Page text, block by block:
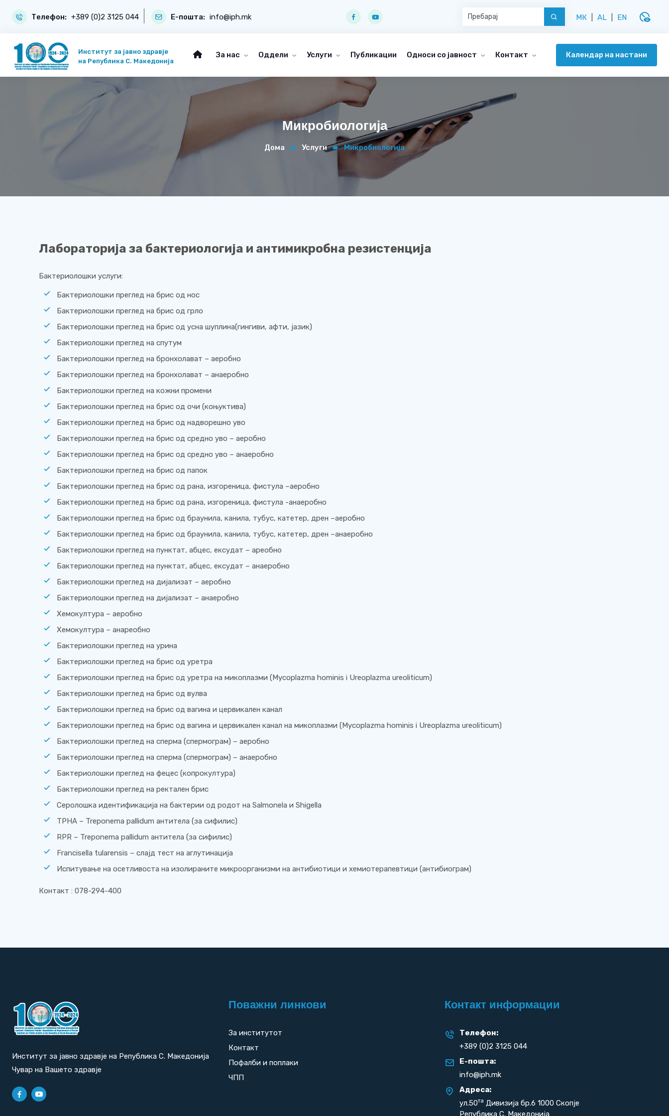
Телефон: +389 (0)2 3125 044 Е-пошта: info@iph.mk МК AL EN disabled_visible
Институт за јавно здравје
на Република С. Македонија
За нас Оддели Услуги Публикации Односи со јавност Контакт Календар на настани
Микробиологија
Дома Услуги Микробиологија
Лабораторија за бактериологија и антимикробна резистенција
Бактериолошки услуги:
Бактериолошки преглед на брис од нос
Бактериолошки преглед на брис од грло
Бактериолошки преглед на брис од усна шуплина(гингиви, афти, јазик)
Бактериолошки преглед на спутум
Бактериолошки преглед на бронхолават – аеробно
Бактериолошки преглед на бронхолават – анаеробно
Бактериолошки преглед на кожни промени
Бактериолошки преглед на брис од очи (коњуктива)
Бактериолошки преглед на брис од надворешно уво
Бактериолошки преглед на брис од средно уво – аеробно
Бактериолошки преглед на брис од средно уво – анаеробно
Бактериолошки преглед на брис од папок
Бактериолошки преглед на брис од рана, изгореница, фистула –аеробно
Бактериолошки преглед на брис од рана, изгореница, фистула -анаеробно
Бактериолошки преглед на брис од браунила, канила, тубус, катетер, дрен –аеробно
Бактериолошки преглед на брис од браунила, канила, тубус, катетер, дрен –анаеробно
Бактериолошки преглед на пунктат, абцес, ексудат – ареобно
Бактериолошки преглед на пунктат, абцес, ексудат – анаеробно
Бактериолошки преглед на дијализат – аеробно
Бактериолошки преглед на дијализат – анаеробно
Хемокултура – аеробно
Хемокултура – анареобно
Бактериолошки преглед на урина
Бактериолошки преглед на брис од уретра
Бактериолошки преглед на брис од уретра на микоплазми (Mycoplazma hominis i Ureoplazma ureoliticum)
Бактериолошки преглед на брис од вулва
Бактериолошки преглед на брис од вагина и цервикален канал
Бактериолошки преглед на брис од вагина и цервикален канал на микоплазми (Mycoplazma hominis i Ureoplazma ureoliticum)
Бактериолошки преглед на сперма (спермограм) – аеробно
Бактериолошки преглед на сперма (спермограм) – анаеробно
Бактериолошки преглед на фецес (копрокултура)
Бактериолошки преглед на ректален брис
Серолошка идентификација на бактерии од родот на Salmonela и Shigella
TPHA – Treponema pallidum антитела (за сифилис)
RPR – Treponema pallidum антитела (за сифилис)
Francisella tularensis – слајд тест на аглутинација
Испитување на осетливоста на изолираните микроорганизми на антибиотици и хемиотерапевтици (антибиограм)
Контакт : 078-294-400
Институт за јавно здравје на Република С. Македонија
Чувар на Вашето здравје
Поважни линкови
За институтот
Контакт
Пофалби и поплаки
ЧПП
Контакт информации
Телефон:
+389 (0)2 3125 044
Е-пошта:
info@iph.mk
Адреса:
ул.50та Дивизија бр.6 1000 Скопје
Република С. Македонија